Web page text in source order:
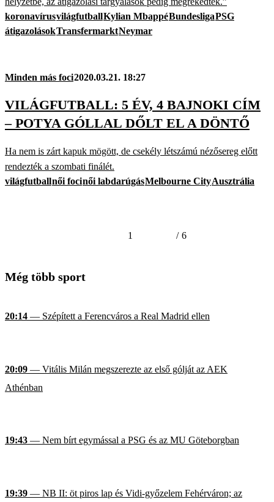
koronavírusvilágfutballKylian MbappéBundesligaPSG
átigazolásokTransfermarktNeymar
Minden más foci2020.03.21. 18:27
VILÁGFUTBALL: 5 ÉV, 4 BAJNOKI CÍM
– POTYA GÓLLAL DŐLT EL A DÖNTŐ
Ha nem is zárt kapuk mögött, de csekély létszámú nézősereg előtt
rendezték a szombati finálét.
világfutballnői focinői labdarúgásMelbourne CityAusztrália
1 / 6
Még több sport
20:14 — Szépített a Ferencváros a Real Madrid ellen
20:09 — Vitális Milán megszerezte az első gólját az AEK
Athénban
19:43 — Nem bírt egymással a PSG és az MU Göteborgban
19:39 — NB II: öt piros lap és Vidi-győzelem Fehérváron; az